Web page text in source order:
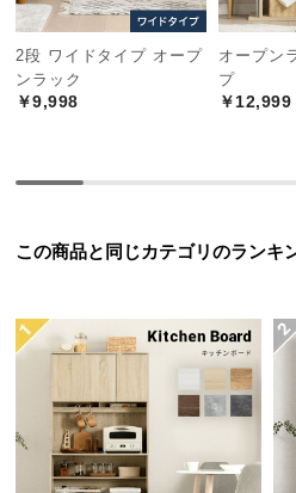
中
型
商
品
い
小
の
配
2段 ワイドタイプ オープ
ンラック
￥9,998
オープン
プ
￥12,999
この商品と同じカテゴリのランキ